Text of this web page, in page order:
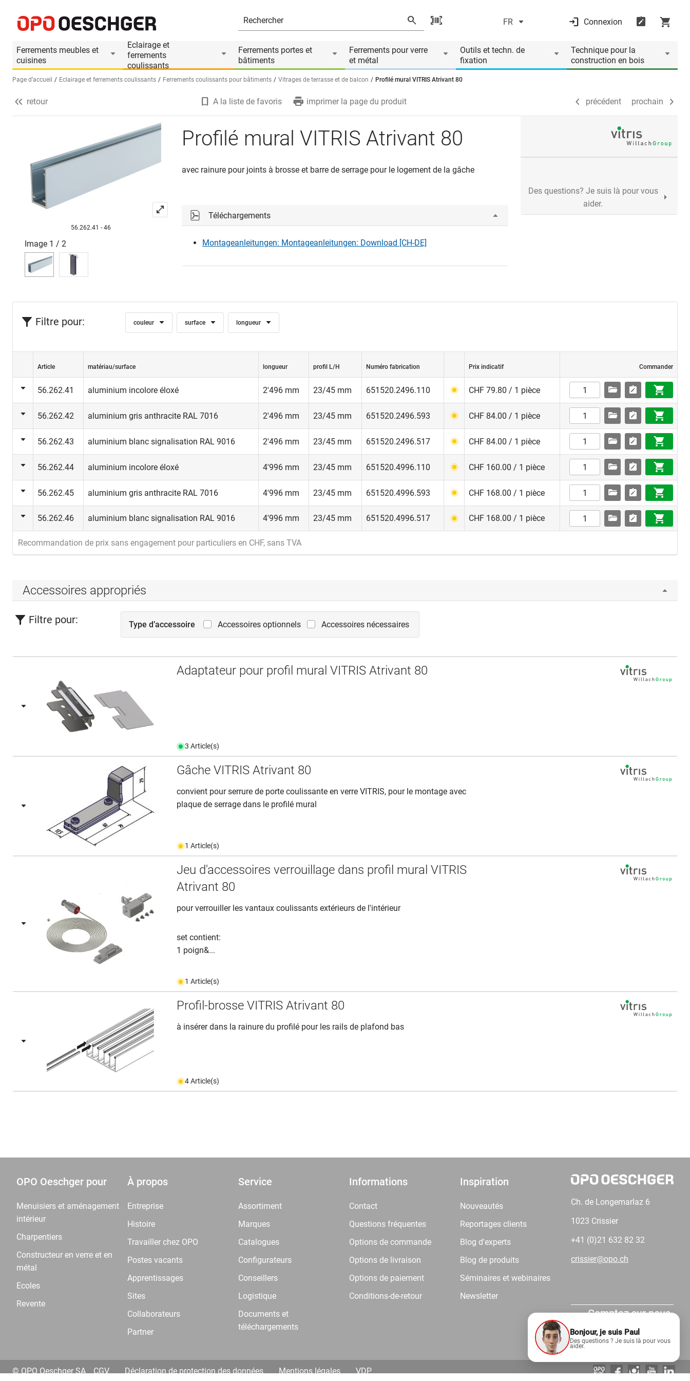
FR Connexion
Ferrements meubles et
cuisines
Eclairage et
ferrements
coulissants
Ferrements portes et
bâtiments
Ferrements pour verre
et métal
Outils et techn. de
fixation
Technique pour la
construction en bois
Sélectionnez une langue (FR)
Page d’accueil Eclairage et ferrements coulissants Ferrements coulissants pour bâtiments Vitrages de terrasse et de balcon Profilé mural VITRIS Atrivant 80
Informations produit
Accessoires appropriés précédent prochain
retour A la liste de favoris imprimer la page du produit précédent prochain
56.262.41 - 46
Image 1 / 2
Profilé mural VITRIS Atrivant 80
avec rainure pour joints à brosse et barre de serrage pour le logement de la gâche
Téléchargements
Montageanleitungen: Montageanleitungen: Download [CH-DE]
Des questions? Je suis là pour vous
aider.
Filtre pour: couleur surface longueur
Article matériau/surface longueur profil L/H Numéro fabrication Prix indicatif Commander
56.262.41 aluminium incolore éloxé 2'496 mm 23/45 mm 651520.2496.110 CHF 79.80 / 1 pièce
56.262.42 aluminium gris anthracite RAL 7016 2'496 mm 23/45 mm 651520.2496.593 CHF 84.00 / 1 pièce
56.262.43 aluminium blanc signalisation RAL 9016 2'496 mm 23/45 mm 651520.2496.517 CHF 84.00 / 1 pièce
56.262.44 aluminium incolore éloxé 4'996 mm 23/45 mm 651520.4996.110 CHF 160.00 / 1 pièce
56.262.45 aluminium gris anthracite RAL 7016 4'996 mm 23/45 mm 651520.4996.593 CHF 168.00 / 1 pièce
56.262.46 aluminium blanc signalisation RAL 9016 4'996 mm 23/45 mm 651520.4996.517 CHF 168.00 / 1 pièce
Recommandation de prix sans engagement pour particuliers en CHF, sans TVA
Accessoires appropriés
Filtre pour: Type d’accessoire Accessoires optionnels Accessoires nécessaires
Adaptateur pour profil mural VITRIS Atrivant 80
3 Article(s)
Gâche VITRIS Atrivant 80
convient pour serrure de porte coulissante en verre VITRIS, pour le montage avec
plaque de serrage dans le profilé mural
1 Article(s)
Jeu d'accessoires verrouillage dans profil mural VITRIS
Atrivant 80
pour verrouiller les vantaux coulissants extérieurs de l'intérieur
set contient:
1 poign&...
1 Article(s)
Profil-brosse VITRIS Atrivant 80
à insérer dans la rainure du profilé pour les rails de plafond bas
4 Article(s)
OPO Oeschger pour
Menuisiers et aménagement
intérieur
Charpentiers
Constructeur en verre et en
métal
Ecoles
Revente
À propos
Entreprise
Histoire
Travailler chez OPO
Postes vacants
Apprentissages
Sites
Collaborateurs
Partner
Service
Assortiment
Marques
Catalogues
Configurateurs
Conseillers
Logistique
Documents et
téléchargements
Informations
Contact
Questions fréquentes
Options de commande
Options de livraison
Options de paiement
Conditions-de-retour
Inspiration
Nouveautés
Reportages clients
Blog d'experts
Blog de produits
Séminaires et webinaires
Newsletter
Ch. de Longemarlaz 6
1023 Crissier
+41 (0)21 632 82 32
crissier@opo.ch
Comptez sur nous.
© OPO Oeschger SA CGV Déclaration de protection des données Mentions légales VDP
Bonjour, je suis Paul
Des questions ? Je suis là pour vous
aider.